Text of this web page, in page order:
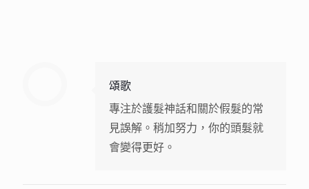
頌歌
專注於護髮神話和關於假髮的常
見誤解。稍加努力，你的頭髮就
會變得更好。